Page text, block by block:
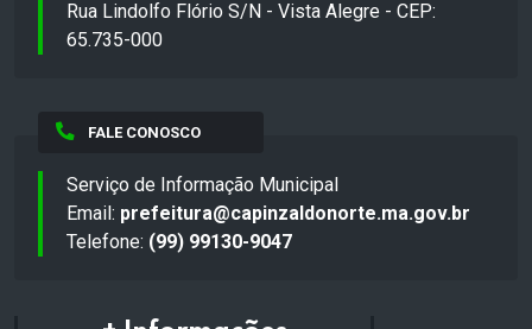
Rua Lindolfo Flório S/N - Vista Alegre - CEP:
65.735-000
FALE CONOSCO
Serviço de Informação Municipal
Email: prefeitura@capinzaldonorte.ma.gov.br
Telefone: (99) 99130-9047